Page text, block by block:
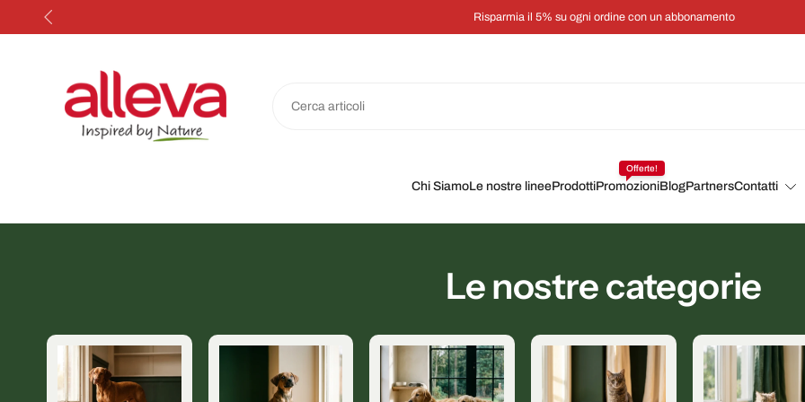
Salta
Risparmia il 5% su ogni ordine con un abbonamento
Chi SiamoLe nostre lineeProdottiPromozioni
Offerte!
BlogPartnersContatti
Le nostre categorie